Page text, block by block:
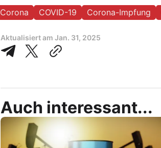
Corona COVID-19 Corona-Impfung
Aktualisiert am Jan. 31, 2025
Auch interessant...